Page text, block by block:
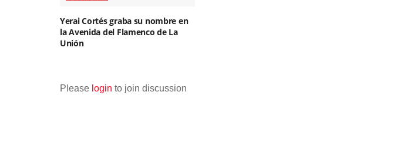
Yerai Cortés graba su nombre en
la Avenida del Flamenco de La
Unión
Please login to join discussion